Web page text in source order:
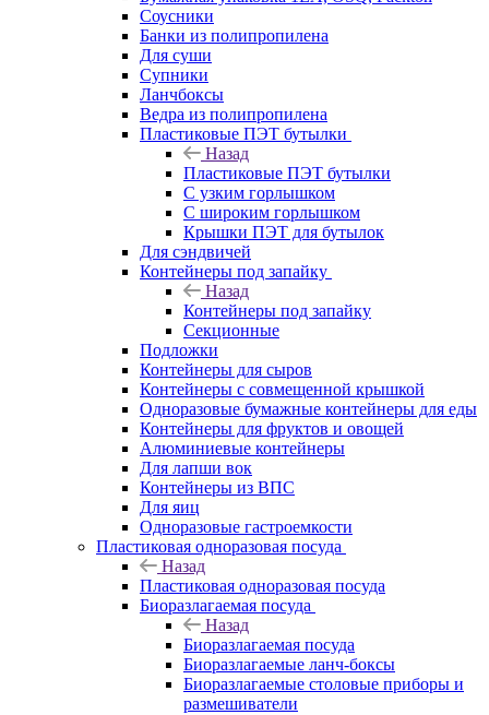
Соусники
Банки из полипропилена
Для суши
Супники
Ланчбоксы
Ведра из полипропилена
Пластиковые ПЭТ бутылки
Назад
Пластиковые ПЭТ бутылки
С узким горлышком
С широким горлышком
Крышки ПЭТ для бутылок
Для сэндвичей
Контейнеры под запайку
Назад
Контейнеры под запайку
Секционные
Подложки
Контейнеры для сыров
Контейнеры с совмещенной крышкой
Одноразовые бумажные контейнеры для еды
Контейнеры для фруктов и овощей
Алюминиевые контейнеры
Для лапши вок
Контейнеры из ВПС
Для яиц
Одноразовые гастроемкости
Пластиковая одноразовая посуда
Назад
Пластиковая одноразовая посуда
Биоразлагаемая посуда
Назад
Биоразлагаемая посуда
Биоразлагаемые ланч-боксы
Биоразлагаемые столовые приборы и
размешиватели